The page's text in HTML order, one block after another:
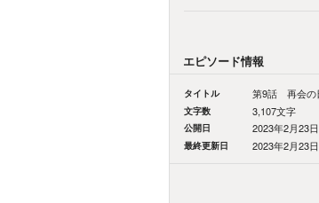
エピソード情報
タイトル 第9話 再会
文字数 3,107文字
公開日 2023年2月23
最終更新日 2023年2月23